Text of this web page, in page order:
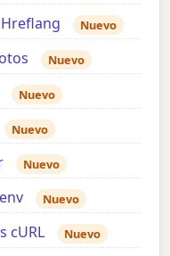
Nuevo
Nuevo
Nuevo
Nuevo
Nuevo
Nuevo
cURL Nuevo